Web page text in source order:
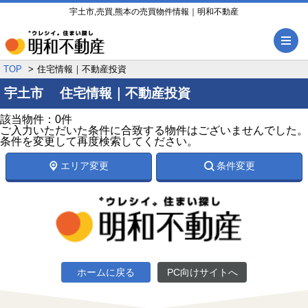
宇土市,売買,熊本の売買物件情報｜明和不動産
TOP 住宅情報｜不動産投資
宇土市 住宅情報｜不動産投資
該当物件：0件
ご入力いただいた条件に合致する物件はございませんでした。
条件を変更して再度検索してください。
エリア変更 条件変更
ホームに戻る PC向けサイトへ